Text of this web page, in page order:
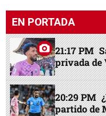
EN PORTADA
21:17 PM
privada de
20:29 PM
partido de